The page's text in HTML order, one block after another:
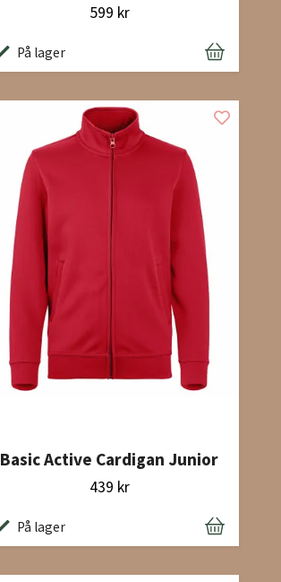
599 kr
På lager
Basic Active Cardigan Junior
439 kr
På lager